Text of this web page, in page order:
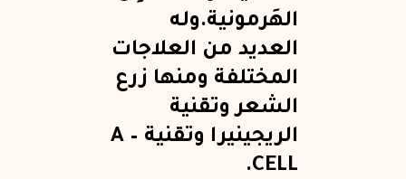
الهَرمونية.وله
العديد من العلاجات
المختلفة ومنها زرع
الشعر وتقنية
الريجينيرا وتقنية A –
CELL.